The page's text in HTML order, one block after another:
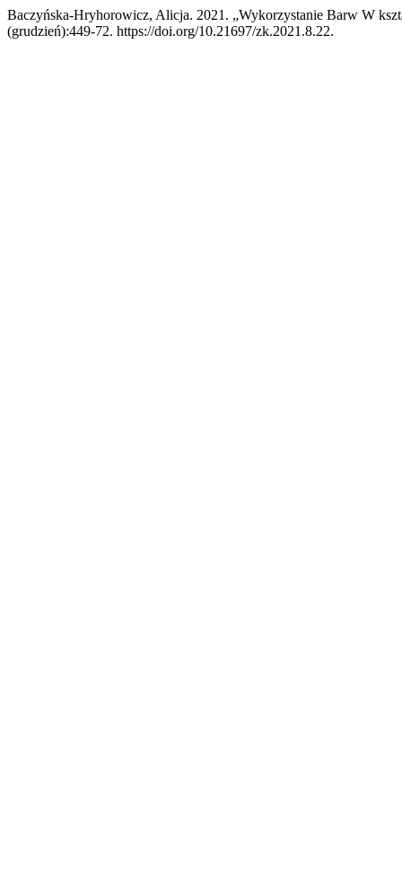
Baczyńska-Hryhorowicz, Alicja. 2021. „Wykorzystanie Barw W
(grudzień):449-72. https://doi.org/10.21697/zk.2021.8.22.